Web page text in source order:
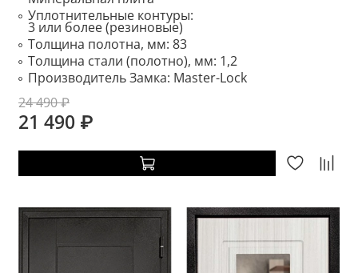
Уплотнительные контуры:
3 или более (резиновые)
Толщина полотна, мм: 83
Толщина стали (полотно), мм: 1,2
Производитель Замка: Master-Lock
24 490 ₽
21 490 ₽